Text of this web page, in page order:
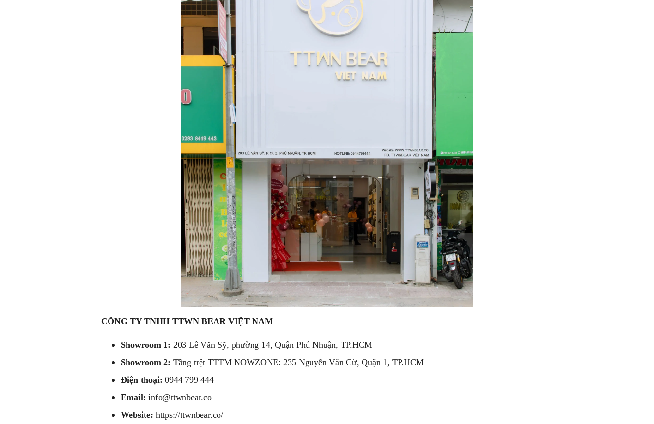
CÔNG TY TNHH TTWN BEAR VIỆT NAM
Showroom 1: 203 Lê Văn Sỹ, phường 14, Quận Phú Nhuận, TP.HCM
Showroom 2: Tầng trệt TTTM NOWZONE: 235 Nguyễn Văn Cừ, Quận 1, TP.HCM
Điện thoại: 0944 799 444
Email: info@ttwnbear.co
Website: https://ttwnbear.co/